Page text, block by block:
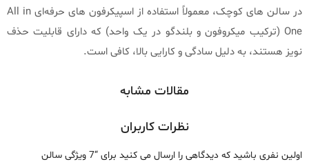
در سالن‌ های کوچک، معمولاً استفاده از اسپیکرفون‌ های حرفه‌ای All in
One (ترکیب میکروفون و بلندگو در یک واحد) که دارای قابلیت حذف
نویز هستند، به دلیل سادگی و کارایی بالا، کافی است.
مقالات مشابه
نظرات کاربران
اولین نفری باشید که دیدگاهی را ارسال می کنید برای “7 ویژگی سالن